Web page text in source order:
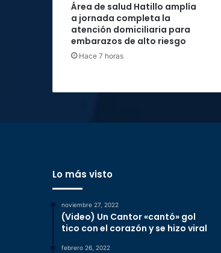
Área de salud Hatillo amplía
a jornada completa la
atención domiciliaria para
embarazos de alto riesgo
Hace 7 horas
Lo más visto
noviembre 27, 2022
(Video) Un Cantor «cantó» gol
tico con el corazón y se hizo viral
febrero 26, 2022